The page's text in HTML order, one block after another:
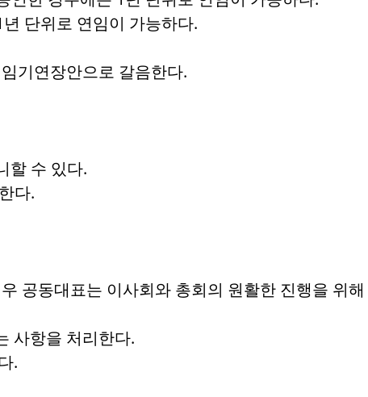
단위로 연임이 가능하다.
기연장안으로 갈음한다.
할 수 있다.
다.
공동대표는 이사회와 총회의 원활한 진행을 위해
사항을 처리한다.
.